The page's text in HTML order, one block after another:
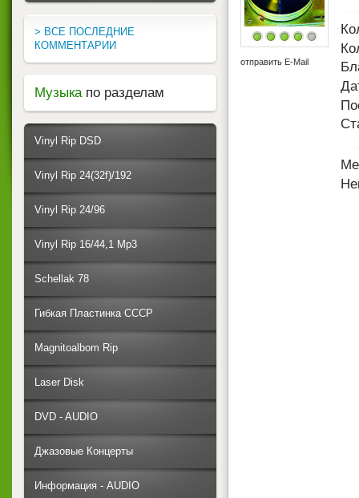
отправить E-Mail
> ВСЕ ПОСЛЕДНИЕ
КОММЕНТАРИИ
Музыка по разделам
Vinyl Rip DSD
Vinyl Rip 24(32f)/192
Vinyl Rip 24/96
Vinyl Rip 16/44,1 Mp3
Schellak 78
Гибкая Пластинка СССР
Magnitoalbom Rip
Laser Disk
DVD - AUDIO
Джазовые Концерты
Информация - AUDIO